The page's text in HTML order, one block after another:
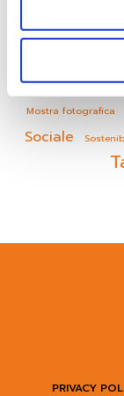
Idee
Mostra fotografica
Sociale
PRIVACY